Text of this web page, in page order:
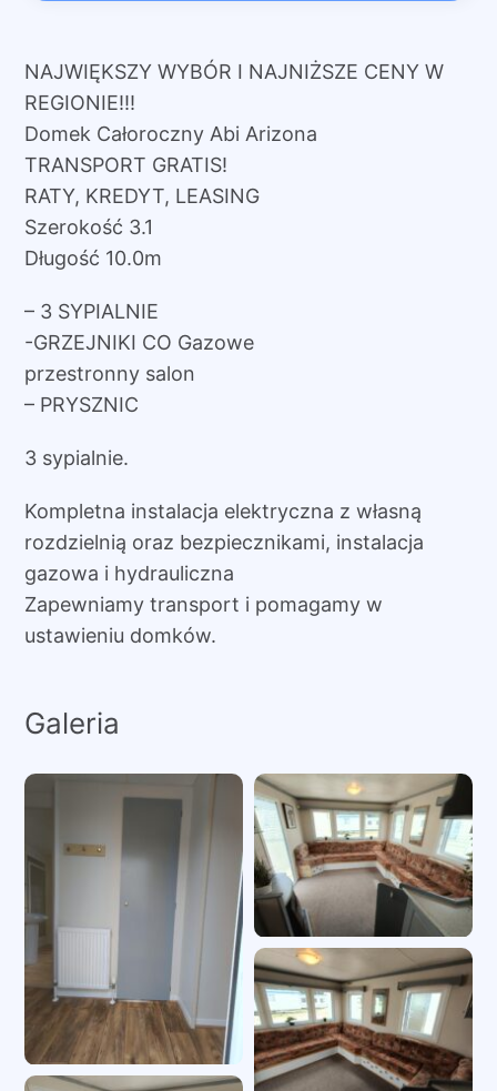
NAJWIĘKSZY WYBÓR I NAJNIŻSZE CENY W
REGIONIE!!!
Domek Całoroczny Abi Arizona
TRANSPORT GRATIS!
RATY, KREDYT, LEASING
Szerokość 3.1
Długość 10.0m
– 3 SYPIALNIE
-GRZEJNIKI CO Gazowe
przestronny salon
– PRYSZNIC
3 sypialnie.
Kompletna instalacja elektryczna z własną
rozdzielnią oraz bezpiecznikami, instalacja
gazowa i hydrauliczna
Zapewniamy transport i pomagamy w
ustawieniu domków.
Galeria